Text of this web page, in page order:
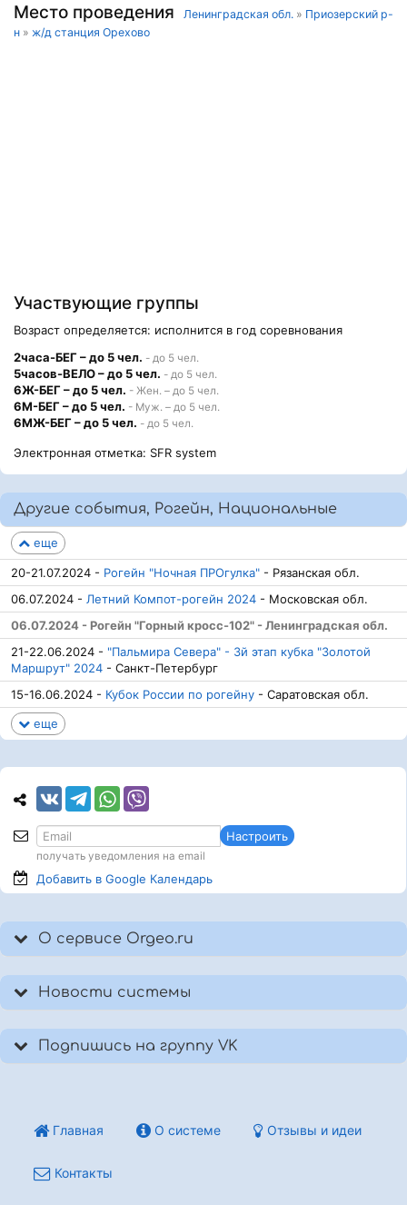
Место проведения Ленинградская обл. » Приозерский р-
н » ж/д станция Орехово
Участвующие группы
Возраст определяется: исполнится в год соревнования
2часа-БЕГ – до 5 чел. - до 5 чел.
5часов-ВЕЛО – до 5 чел. - до 5 чел.
6Ж-БЕГ – до 5 чел. - Жен. – до 5 чел.
6М-БЕГ – до 5 чел. - Муж. – до 5 чел.
6МЖ-БЕГ – до 5 чел. - до 5 чел.
Электронная отметка: SFR system
Другие события, Рогейн, Национальные
еще
20-21.07.2024 - Рогейн "Ночная ПРОгулка" - Рязанская обл.
06.07.2024 - Летний Компот-рогейн 2024 - Московская обл.
06.07.2024 - Рогейн "Горный кросс-102" - Ленинградская обл.
21-22.06.2024 - "Пальмира Севера" - 3й этап кубка "Золотой
Маршрут" 2024 - Санкт-Петербург
15-16.06.2024 - Кубок России по рогейну - Саратовская обл.
еще
Настроить
получать уведомления на email
Добавить в Google Календарь
О сервисе Orgeo.ru
Новости системы
Подпишись на группу VK
Главная О системе Отзывы и идеи
Контакты